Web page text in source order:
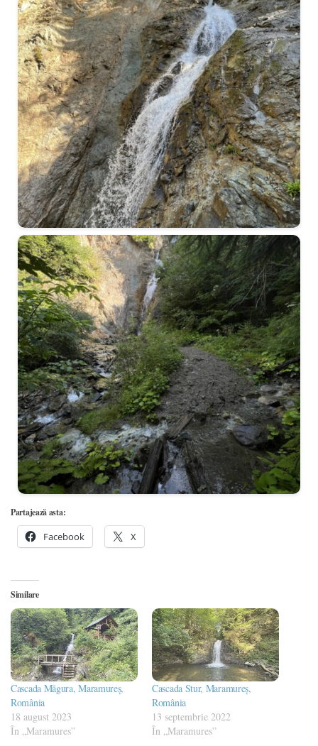
Partajează asta:
Facebook X
Similare
Cascada Măgura, Maramureș,
România
18 august 2023
În „Maramures”
Cascada Stur, Maramureș,
România
13 septembrie 2022
În „Maramures”